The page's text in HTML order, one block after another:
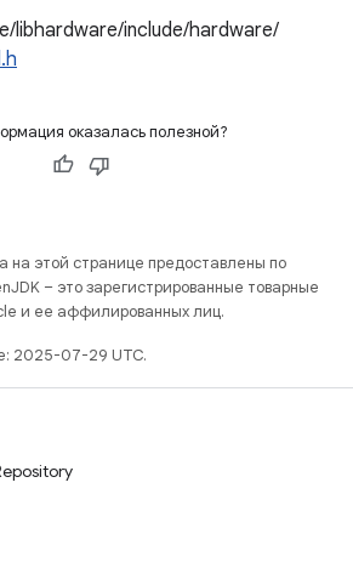
libhardware/include/hardware/
оказалась полезной?
на этой странице предоставлены по
– это зарегистрированные товарные
и ее аффилированных лиц.
2025-07-29 UTC.